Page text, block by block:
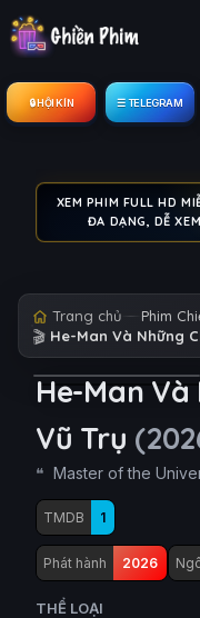
🔒︎ HỘI KÍN ☰ TELEGRAM
XEM PHIM FULL HD
ĐA DẠNG, DỄ
Trang chủ Phim
🎬 He-Man Và Những
He-Man
Vũ Trụ
Master of the
TMDB 1
Phát hành 2026
THỂ LOẠI